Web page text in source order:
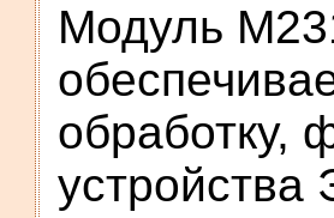
Модуль
обработку,